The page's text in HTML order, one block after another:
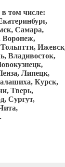
том числе:
Самара,
Воронеж,
Владивосток,
Липецк,
Курск,
Тверь,
Сургут,